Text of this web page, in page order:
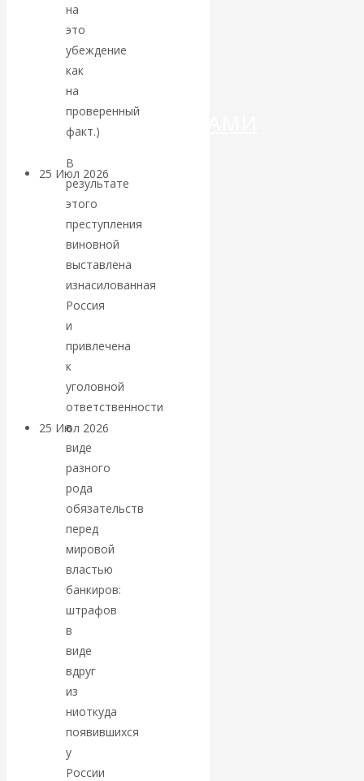
ДЕНЕГ»: КИТАЙ
ВЕДЁТ БОРЬБУ
КРИПТОВАЛЮТАМИ
25 Июл 2026
Валентин
КАтасонов.
Может ли
Америка
покинуть НАТО?
25 Июл 2026
интервью и беседы
«Об этом
молчат»:
экономист
Валентин
Катасонов
считает, что
кризис в
банковской
на
это
убеждение
как
на
проверенный
факт.)
В
результате
этого
преступления
виновной
выставлена
изнасилованная
Россия
и
привлечена
к
уголовной
ответственности
в
виде
разного
рода
обязательств
перед
мировой
властью
банкиров:
штрафов
в
виде
вдруг
из
ниоткуда
появившихся
у
России